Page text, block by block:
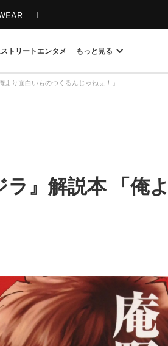
ストリート エンタメ もっと見る
り面白いものつくるんじゃねぇ！」
』解説本 「俺